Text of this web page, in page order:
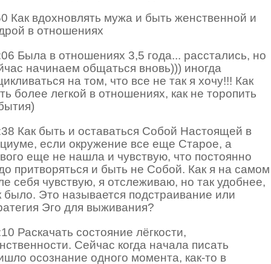
Как вдохновлять мужа и быть женственной и
в отношениях
Была в отношениях 3,5 года... расстались, но
начинаем общаться вновь))) иногда
на том, что все не так я хочу!!! Как
более легкой в отношениях, как не торопить
Как быть и оставаться Собой Настоящей в
если окружение все еще Старое, а
еще не нашла и чувствую, что постоянно
притворяться и быть не Собой. Как я на самом
себя чувствую, я отслеживаю, но так удобнее,
было. Это называется подстраивание или
Эго для выживания?
Раскачать состояние лёгкости,
Сейчас когда начала писать
осознание одного момента, как-то в